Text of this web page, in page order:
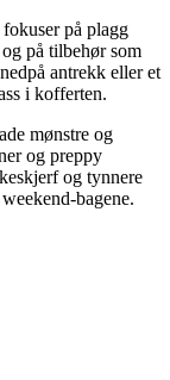
på plagg
på tilbehør som
antrekk eller et
i kofferten.
mønstre og
og preppy
og tynnere
bagene.